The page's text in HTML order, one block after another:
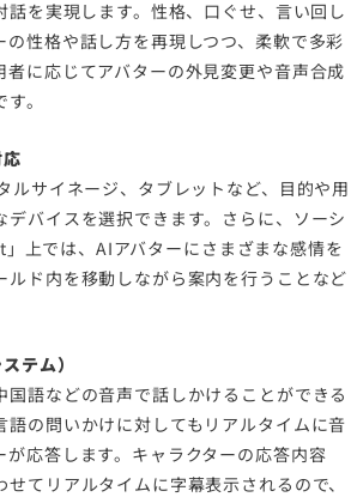
話を実現します。性格、口ぐせ、言い回し
の性格や話し方を再現しつつ、柔軟で多彩
者に応じてアバターの外見変更や音声合成
。
ルサイネージ、タブレットなど、目的や用
デバイスを選択できます。さらに、ソーシ
上では、AIアバターにさまざまな感情を
ルド内を移動しながら案内を行うことなど
テム）
国語などの音声で話しかけることができる
語の問いかけに対してもリアルタイムに音
が応答します。キャラクターの応答内容
てリアルタイムに字幕表示されるので、